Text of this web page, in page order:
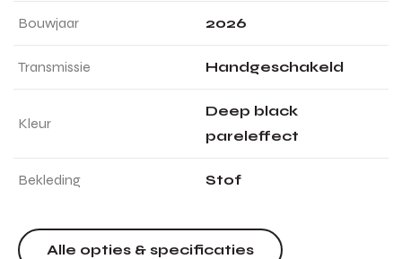
Bouwjaar 2026
Transmissie Handgeschakeld
Kleur
Deep black
pareleffect
Bekleding Stof
Alle opties & specificaties